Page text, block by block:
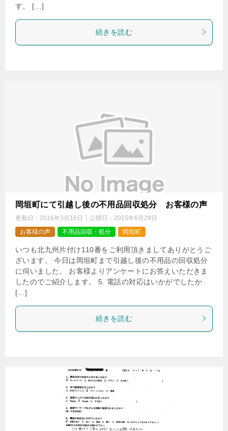
す。 […]
続きを読む
岡垣町にて引越し後の不用品回収処分 お客様の声
更新日： 2016年3月16日 公開日： 2015年6月29日
お客様の声
不用品回収・処分 岡垣町
いつも北九州片付け110番をご利用頂きましてありがとうご
ざいます。 今日は岡垣町まで引越し後の不用品の回収処分
に伺いました。 お客様よりアンケートにお答えいただきま
したのでご紹介します。 5. 電話の対応はいかがでしたか
[…]
続きを読む